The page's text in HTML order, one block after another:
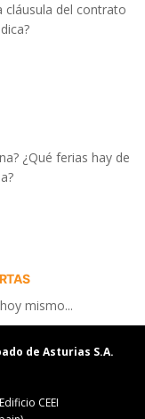
cláusula del contrato
¿Qué ferias hay de
mismo...
de Asturias S.A.
CEEI